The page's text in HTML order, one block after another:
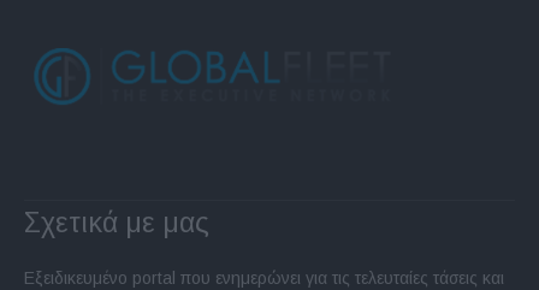
Σχετικά με μας
Εξειδικευμένο portal που ενημερώνει για τις τελευταίες τάσεις και